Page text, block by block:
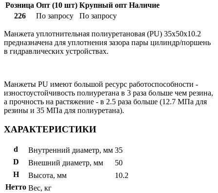
Розница Опт (10 шт) Крупный опт Наличие
226
По запросу По запросу
Манжета уплотнительная полиуретановая (PU) 35x50x10.2
предназначена для уплотнения зазора пары цилиндр/поршень
в гидравлических устройствах.
Манжеты PU имеют большой ресурс работоспособности -
изностоустойчивость полиуретана в 3 раза больше чем резина,
а прочность на растяжение - в 2.5 раза больше (12.7 МПа для
резины и 35 МПа для полиуретана).
ХАРАКТЕРИСТИКИ
d Внутренний диаметр, мм 35
D
Внешний диаметр, мм
50
H
Высота, мм
10.2
Нетто Вес, кг